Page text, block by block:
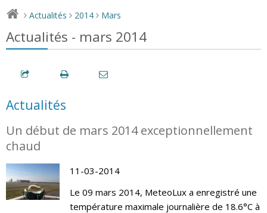
> Actualités > 2014 > Mars
Actualités - mars 2014
Actualités
Un début de mars 2014 exceptionnellement
chaud
11-03-2014
Le 09 mars 2014, MeteoLux a enregistré une
température maximale journalière de 18.6°C à